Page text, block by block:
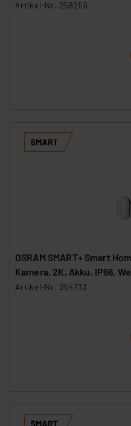
Artikel-Nr. 258256
OSRAM SMART+ Smart
Kamera, 2K, Akku, IP66,
Artikel-Nr. 254733